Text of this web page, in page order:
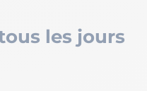
les jours